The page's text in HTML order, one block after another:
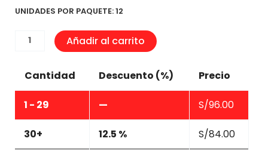
UNIDADES POR PAQUETE: 12
CORONA
modelos
cantidad
Añadir al carrito
Cantidad Descuento (%) Precio
1 - 29 — S/96.00
30+ 12.5 % S/84.00